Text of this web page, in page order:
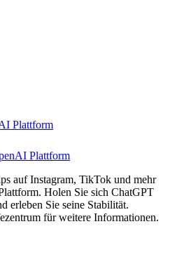
Plattform
Plattform
auf Instagram, TikTok und mehr
Holen Sie sich ChatGPT
erleben Sie seine Stabilität.
für weitere Informationen.